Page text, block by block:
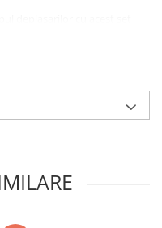
format din far frontal alb
zilnica, plimbari
sau activitati in aer liber,
sporita atat pe timp
redusa.